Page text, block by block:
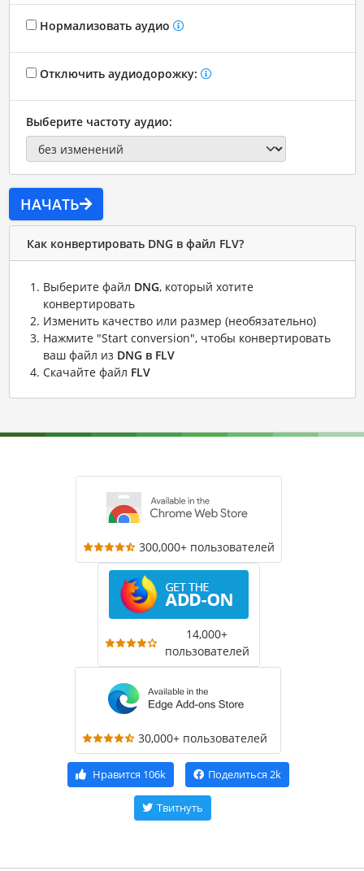
Нормализовать аудио
Отключить аудиодорожку:
Выберите частоту аудио:
НАЧАТЬ
Как конвертировать DNG в файл FLV?
Выберите файл DNG, который хотите
конвертировать
Изменить качество или размер (необязательно)
Нажмите "Start conversion", чтобы конвертировать
ваш файл из DNG в FLV
Скачайте файл FLV
300,000+ пользователей
14,000+
пользователей
30,000+ пользователей
Нравится 106k Поделиться 2k
Твитнуть